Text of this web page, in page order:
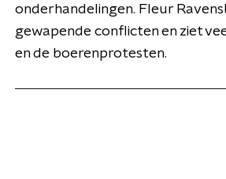
onderhandelingen. Fleur
gewapende conflicten en ziet
en de boerenprotesten.